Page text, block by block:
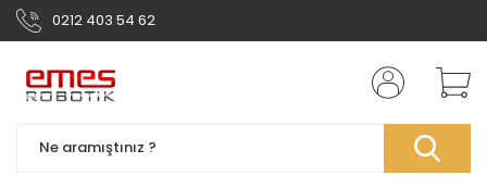
0212 403 54 62